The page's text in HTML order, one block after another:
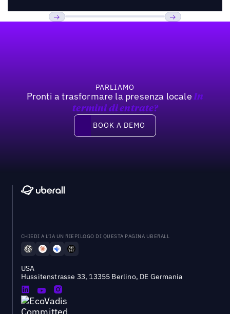
PARLIAMO
Pronti a trasformare la presenza locale In
termini di entrate?
Book a demo
BOOK A DEMO
CHIEDI A L'IA UN RIEPILOGO DI QUESTA PAGINA UBERALL
USA
Hussitenstrasse 33, 13355 Berlino, DE Germania